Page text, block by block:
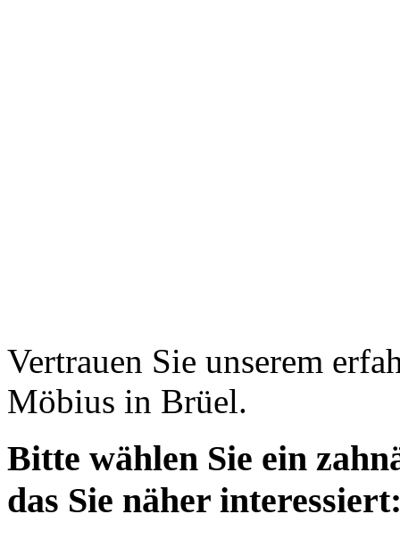
Vertrauen Sie unserem
Möbius in Brüel.
Bitte wählen Sie ein
das Sie näher